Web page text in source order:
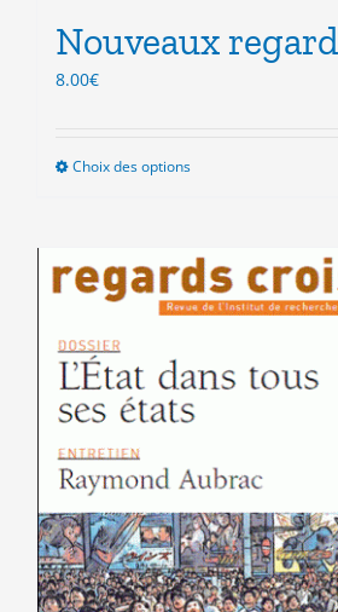
Nouveaux
8.00€
Choix des optionsCe
variations.
Les
être
choisies
page
du
produit